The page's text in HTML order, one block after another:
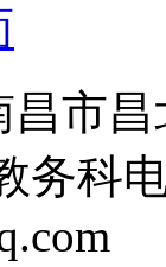
市
务科